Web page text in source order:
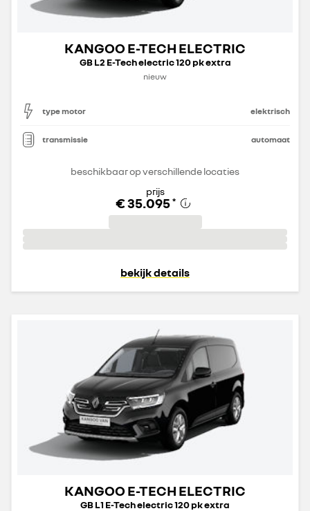
KANGOO E-TECH ELECTRIC
GB L2 E-Tech electric 120 pk extra
nieuw
type motor elektrisch
transmissie automaat
beschikbaar op verschillende locaties
prijs
€ 35.095 *
bekijk details
KANGOO E-TECH ELECTRIC
GB L1 E-Tech electric 120 pk extra